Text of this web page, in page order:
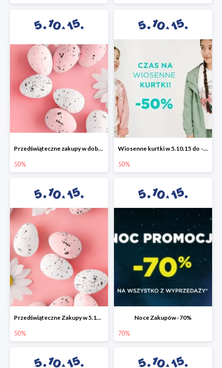
Przedświąteczne zakupy w dobrym stylu -50%
50%
Wiosenne kurtki w 5.10.15 do -50%
50%
Przedświąteczne Zakupy w 5.10.15 do -50%
50%
Noce Zakupów -70%
70%